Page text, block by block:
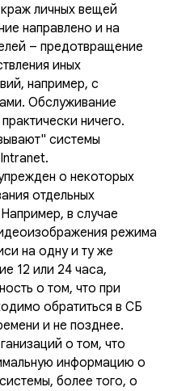
личных вещей
направлено и на
– предотвращение
иных
например, с
Обслуживание
ничего.
системы
о некоторых
отдельных
в случае
режима
на одну и ту же
12 или 24 часа,
о том, что при
обратиться в СБ
и не позднее.
о том, что
информацию о
более того, о